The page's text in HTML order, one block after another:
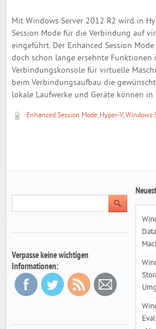
Mit Windows Server 2012 R2 wird in
Session Mode für die Verbindung auf
eingeführt. Der Enhanced Session
doch schon lange ersehnte Funktionen
Verbindungskonsole für virtuelle
beim Verbindungsaufbau die
lokale Laufwerke und Geräte können
Enhanced Session Mode, Hyper-V,Windows
Verpasse keine wichtigen
Informationen: